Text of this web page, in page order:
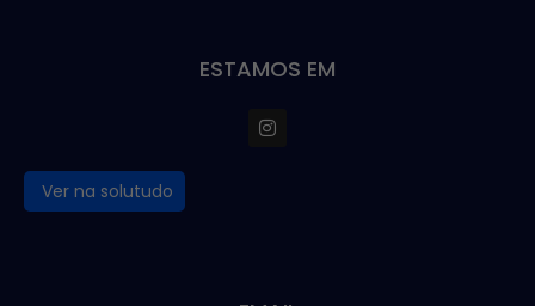
ESTAMOS EM
Ver na solutudo